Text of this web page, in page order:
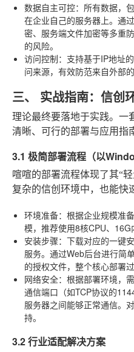
数据自主可控：所有数据，
在企业自己的服务器上。通
密、服务端文件加密等多重
的风险。
访问控制：支持基于IP地址
问来源，有效防范来自外部
三、 实战指南：信创
理论最终要落地于实践。一
清晰、可行的部署与应用指
3.1 极简部署流程（以
喧喧的部署流程体现了其“
复杂的信创环境中，也能快
环境准备：根据企业规模准
模，推荐使用8核CPU、16G
安装步骤：下载对应的一键
服务。通过Web后台进行简
的授权文件，整个核心部署
网络安全：根据部署环境，
通信端口（如TCP协议的
服务器之间能够正常通信。
持。
3.2 行业适配解决方案